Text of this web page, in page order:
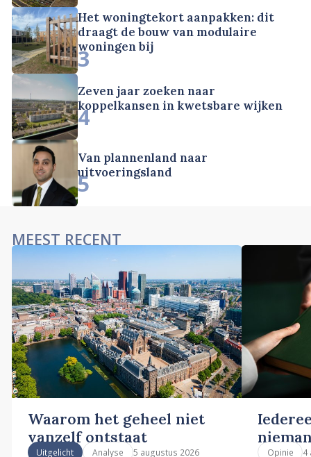
Het woningtekort aanpakken: dit
draagt de bouw van modulaire
woningen bij
3
Zeven jaar zoeken naar
koppelkansen in kwetsbare wijken
4
Van plannenland naar
uitvoeringsland
5
MEEST RECENT
Waarom het geheel niet
vanzelf ontstaat
Uitgelicht Analyse 5 augustus 2026 Opinie 4